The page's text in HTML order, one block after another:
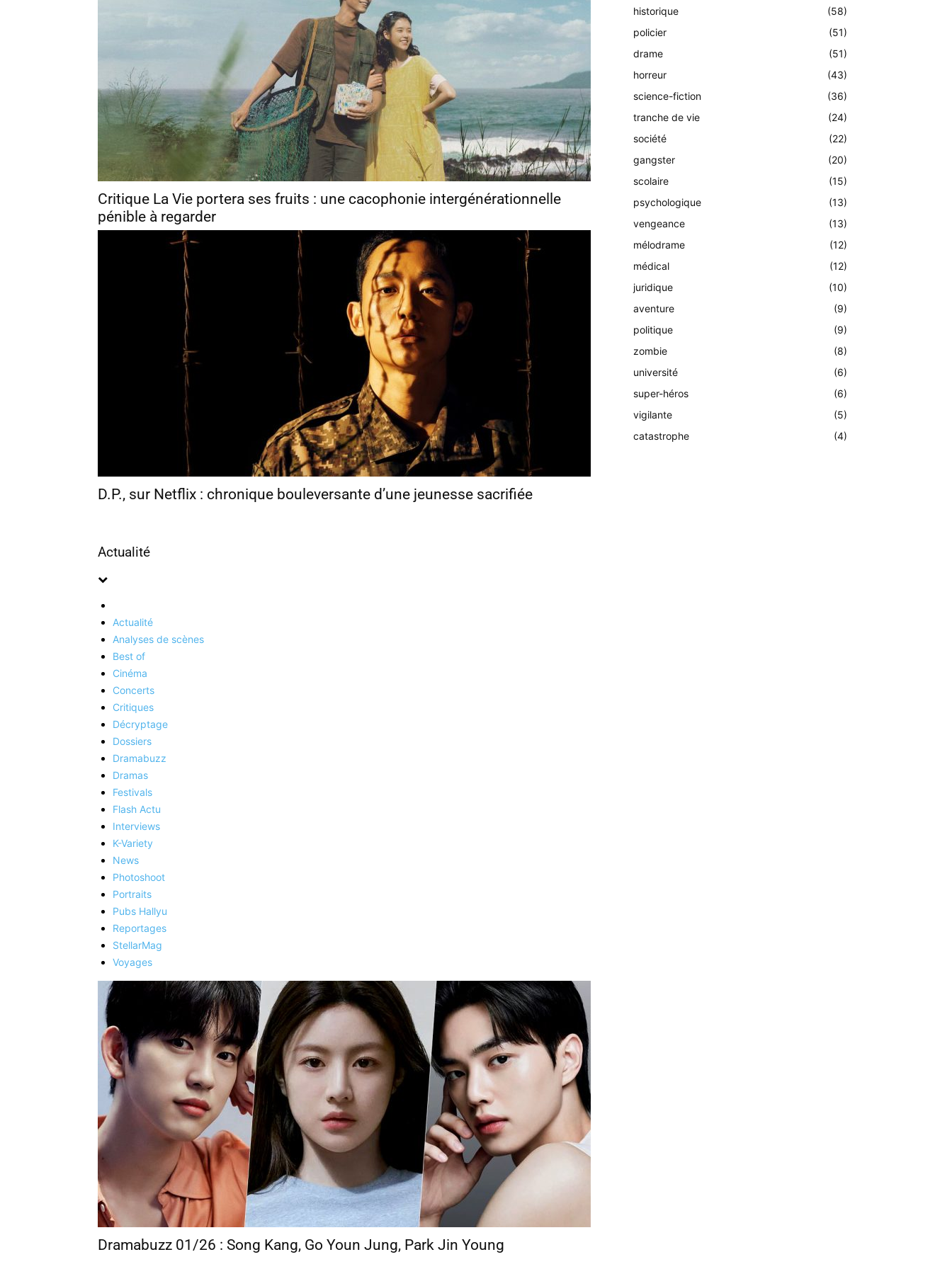
Critique La Vie portera ses fruits : une cacophonie intergénérationnelle
pénible à regarder
D.P., sur Netflix : chronique bouleversante d’une jeunesse sacrifiée
Actualité
Actualité
Analyses de scènes
Best of
Cinéma
Concerts
Critiques
Décryptage
Dossiers
Dramabuzz
Dramas
Festivals
Flash Actu
Interviews
K-Variety
News
Photoshoot
Portraits
Pubs Hallyu
Reportages
StellarMag
Voyages
Dramabuzz 01/26 : Song Kang, Go Youn Jung, Park Jin Young
historique
(58)
policier
(51)
drame
(51)
horreur
(43)
science-fiction
(36)
tranche de vie
(24)
société
(22)
gangster
(20)
scolaire
(15)
psychologique
(13)
vengeance
(13)
mélodrame
(12)
médical
(12)
juridique
(10)
aventure
(9)
politique
(9)
zombie
(8)
université
(6)
super-héros
(6)
vigilante
(5)
catastrophe
(4)